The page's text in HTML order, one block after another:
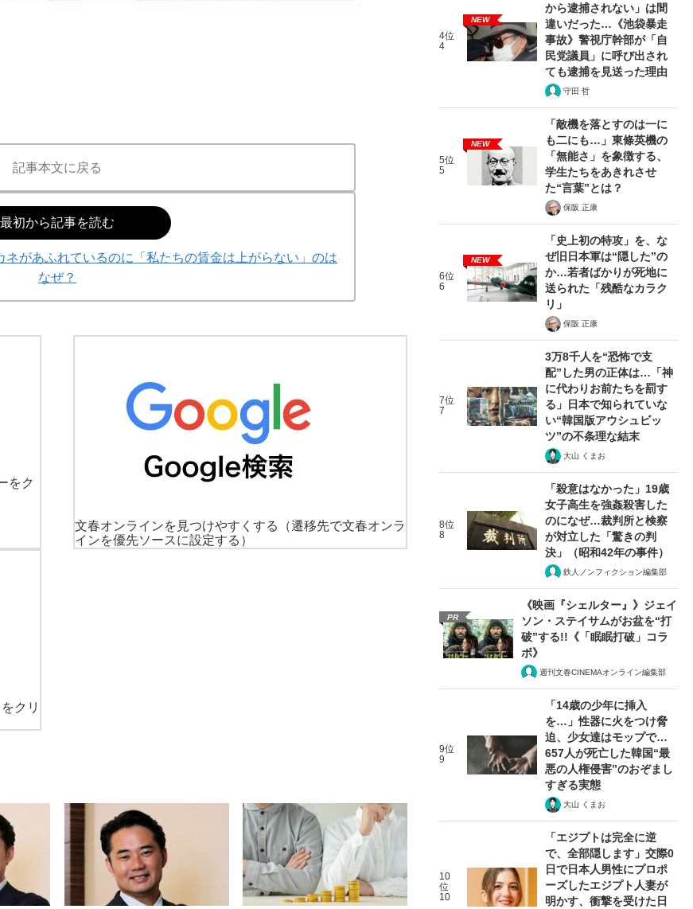
記事本文に戻る
最初から記事を読む
ネがあふれているのに「私たちの賃金は上がらない」のは
なぜ？
をク
文春オンラインを見つけやすくする
（遷移先で文春オンラ
インを優先ソースに設定する）
クリ
4位
4
NEW
から逮捕されない」は間
違いだった…《池袋暴走
事故》警視庁幹部が「自
民党議員」に呼び出され
ても逮捕を見送った理由
守田 哲
5位
5
NEW
「敵機を落とすのは一に
も二にも…」東條英機の
「無能さ」を象徴する、
学生たちをあきれさせ
た“言葉”とは？
保阪 正康
6位
6
NEW
「史上初の特攻」を、な
ぜ旧日本軍は“隠した”の
か…若者ばかりが死地に
送られた「残酷なカラク
リ」
保阪 正康
7位
7
3万8千人を“恐怖で支
配”した男の正体は…「神
に代わりお前たちを罰す
る」日本で知られていな
い“韓国版アウシュビッ
ツ”の不条理な結末
大山 くまお
8位
8
「殺意はなかった」19歳
女子高生を強姦殺害した
のになぜ…裁判所と検察
が対立した「驚きの判
決」（昭和42年の事件）
鉄人ノンフィクション編集部
PR
《映画『シェルター』》ジェイ
ソン・ステイサムがお盆を“打
破”する!!《「眠眠打破」コラ
ボ》
週刊文春CINEMAオンライン編集部
9位
9
「14歳の少年に挿入
を…」性器に火をつけ脅
迫、少女達はモップで…
657人が死亡した韓国“最
悪の人権侵害”のおぞまし
すぎる実態
大山 くまお
10
位
10
「エジプトは完全に逆
で、全部隠します」交際0
日で日本人男性にプロポ
ーズしたエジプト人妻が
明かす、衝撃を受けた日